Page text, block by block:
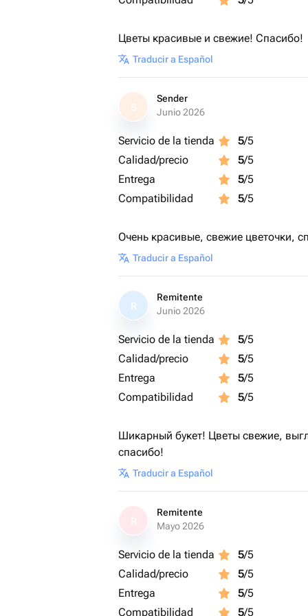
Цветы красивые и свежие! Спасибо!
Traducir a Español
S
Sender
Junio 2026
Servicio de la tienda 5/5
Calidad/precio
5/5
Entrega
5/5
Compatibilidad
5/5
Очень красивые, свежие цветочки,
Traducir a Español
R
Remitente
Junio 2026
Servicio de la tienda 5/5
Calidad/precio
5/5
Entrega
5/5
Compatibilidad
5/5
Шикарный букет! Цветы свежие,
спасибо!
Traducir a Español
Remitente
Mayo 2026
Servicio de la tienda 5/5
Calidad/precio
5/5
Entrega
5/5
Compatibilidad
5/5